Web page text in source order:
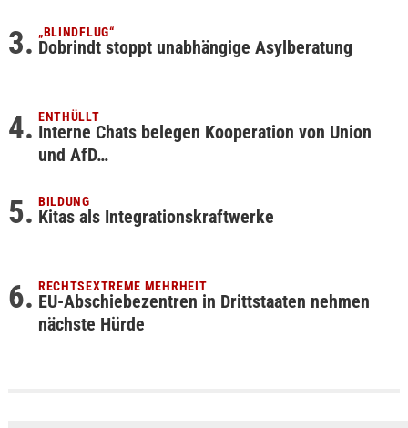
„BLINDFLUG“
Dobrindt stoppt unabhängige Asylberatung
ENTHÜLLT
Interne Chats belegen Kooperation von Union
und AfD…
BILDUNG
Kitas als Integrationskraftwerke
RECHTSEXTREME MEHRHEIT
EU-Abschiebezentren in Drittstaaten nehmen
nächste Hürde